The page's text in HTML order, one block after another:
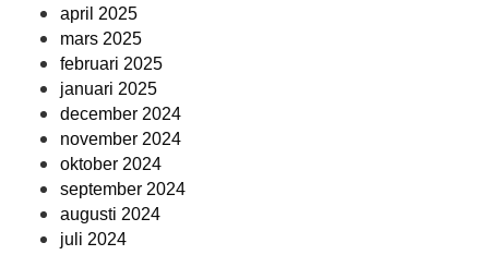
april 2025
mars 2025
februari 2025
januari 2025
december 2024
november 2024
oktober 2024
september 2024
augusti 2024
juli 2024